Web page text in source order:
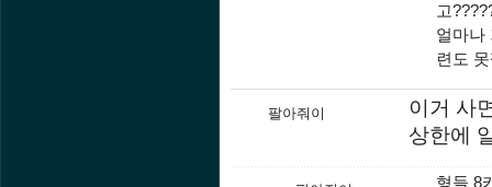
고
얼마나
련도
팔아줘이
이거 사
상한에
형들 8